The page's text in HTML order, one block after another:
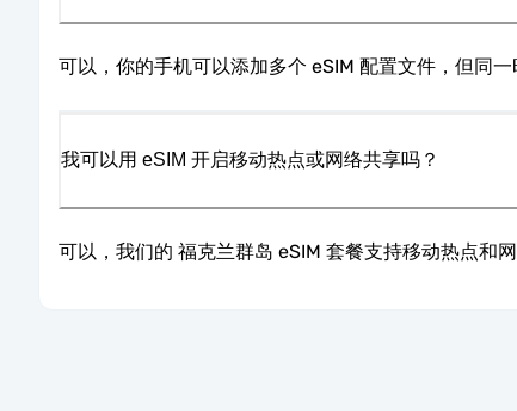
可以，你的手机可以添加多个 eSIM 配置文件，但同
我可以用 eSIM 开启移动热点或网络共享吗？
可以，我们的 福克兰群岛 eSIM 套餐支持移动热点和